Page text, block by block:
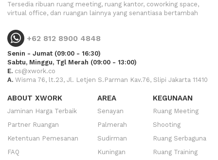
Tersedia ribuan ruang meeting, ruang kantor, coworking space,
virtual office, dan ruangan lainnya yang senantiasa bertambah
+62 812 8900 4848
Senin - Jumat (09:00 - 16:30)
Sabtu, Minggu, Tgl Merah (09:00 - 13:00)
E. cs@xwork.co
A. Wisma 76, lt.23, Jl. Letjen S.Parman Kav.76, Slipi Jakarta 11410
ABOUT XWORK
Jaminan Harga Terbaik
Partner Ruangan
Ketentuan Pemesanan
FAQ
AREA
Senayan
Palmerah
Sudirman
Kuningan
KEGUNAAN
Ruang Meeting
Shooting
Ruang Serbaguna
Ruang Training